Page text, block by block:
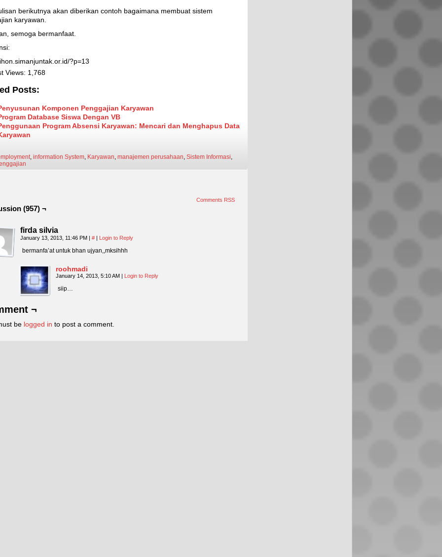
berikutnya akan diberikan contoh bagaimana membuat sistem
karyawan.
semoga bermanfaat.
?p=13
Views: 1,768
Posts:
Komponen Penggajian Karyawan
Database Siswa Dengan VB
Program Absensi Karyawan: Mencari dan Menghapus Data
information System Karyawan manajemen perusahaan Sistem Informasi
Comments RSS
(957) ¬
firda silvia
January 13, 2013, 11:46 PM | # | Login to Reply
bermanfa’at untuk bhan ujyan,,mksihhh
roohmadi
January 14, 2013, 5:10 AM | Login to Reply
siip…
¬
be logged in to post a comment.